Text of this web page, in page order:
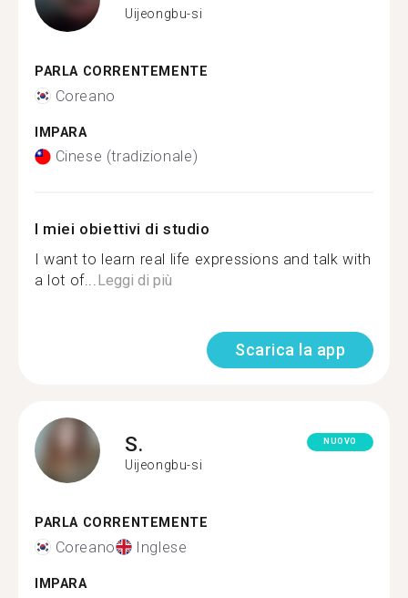
Uijeongbu-si
PARLA CORRENTEMENTE
Coreano
IMPARA
Cinese (tradizionale)
I miei obiettivi di studio
I want to learn real life expressions and talk with
a lot of...Leggi di più
Scarica la app
S.
Uijeongbu-si
NUOVO
PARLA CORRENTEMENTE
Coreano Inglese
IMPARA